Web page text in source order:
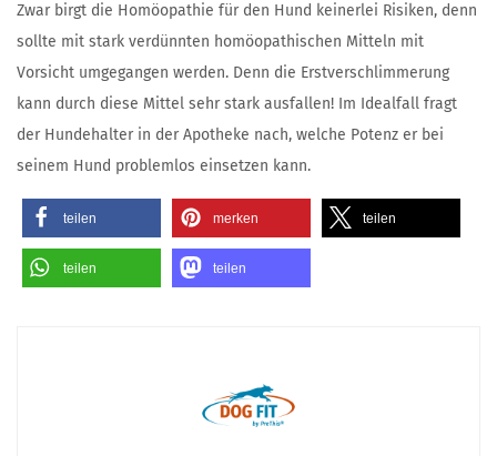
Zwar birgt die Homöopathie für den Hund keinerlei Risiken, denn
sollte mit stark verdünnten homöopathischen Mitteln mit
Vorsicht umgegangen werden. Denn die Erstverschlimmerung
kann durch diese Mittel sehr stark ausfallen! Im Idealfall fragt
der Hundehalter in der Apotheke nach, welche Potenz er bei
seinem Hund problemlos einsetzen kann.
teilen merken teilen
teilen teilen